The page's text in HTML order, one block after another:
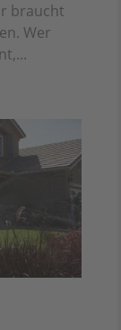
braucht
Wer